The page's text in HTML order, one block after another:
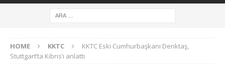
HOME KKTC
KKTC Eski Cumhurbaşkanı Denktaş,
Stuttgart’ta Kıbrıs’ı anlattı